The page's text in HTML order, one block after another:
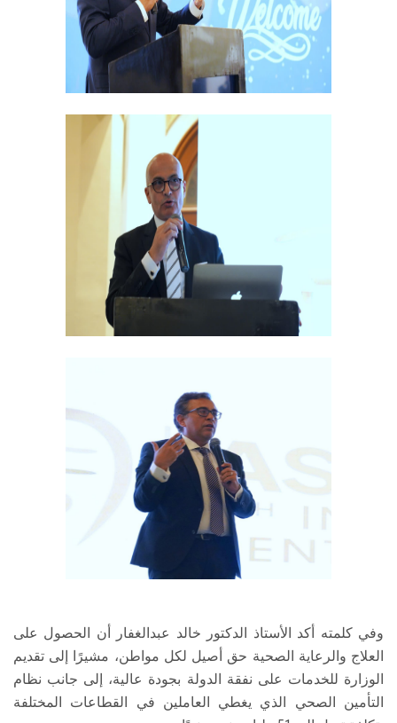
وفي كلمته أكد الأستاذ الدكتور خالد عبدالغفار أن الحصول على
العلاج والرعاية الصحية حق أصيل لكل مواطن، مشيرًا إلى تقديم
الوزارة للخدمات على نفقة الدولة بجودة عالية، إلى جانب نظام
التأمين الصحي الذي يغطي العاملين في القطاعات المختلفة